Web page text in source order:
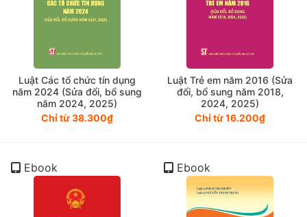
Luật Các tổ chức tín dụng
năm 2024 (Sửa đổi, bổ sung
năm 2024, 2025)
Chỉ từ 38.300₫
Luật Trẻ em năm 2016 (Sửa
đổi, bổ sung năm 2018,
2024, 2025)
Chỉ từ 16.200₫
Ebook Ebook